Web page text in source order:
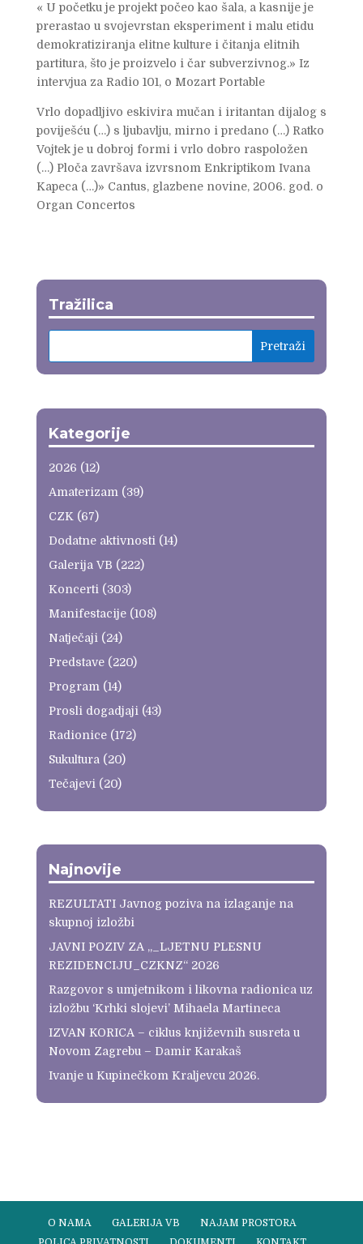
« U početku je projekt počeo kao šala, a kasnije je
prerastao u svojevrstan eksperiment i malu etidu
demokratiziranja elitne kulture i čitanja elitnih
partitura, što je proizvelo i čar subverzivnog.» Iz
intervjua za Radio 101, o Mozart Portable
Vrlo dopadljivo eskivira mučan i iritantan dijalog s
poviješću (…) s ljubavlju, mirno i predano (…) Ratko
Vojtek je u dobroj formi i vrlo dobro raspoložen
(…) Ploča završava izvrsnom Enkriptikom Ivana
Kapeca (…)» Cantus, glazbene novine, 2006. god. o
Organ Concertos
Tražilica
Kategorije
2026 (12)
Amaterizam (39)
CZK (67)
Dodatne aktivnosti (14)
Galerija VB (222)
Koncerti (303)
Manifestacije(108)
Natječaji (24)
Predstave(220)
Program (14)
Prosli dogadjaji (43)
Radionice(172)
Sukultura (20)
Tečajevi (20)
Najnovije
REZULTATI Javnog poziva na izlaganje na
skupnoj izložbi
JAVNI POZIV ZA „_LJETNU PLESNU
REZIDENCIJU_CZKNZ“ 2026
Razgovor s umjetnikom i likovna radionica uz
izložbu ‘Krhki slojevi’ Mihaela Martineca
IZVAN KORICA – ciklus književnih susreta u
Novom Zagrebu – Damir Karakaš
Ivanje u Kupinečkom Kraljevcu 2026.
O NAMA GALERIJA VB
NAJAM PROSTORA